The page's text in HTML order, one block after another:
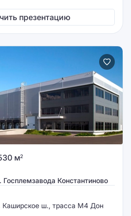
презентацию
м2
Константиново
ш., трасса М4 Дон